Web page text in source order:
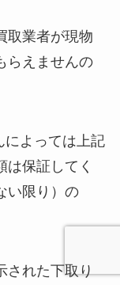
取業者が現物
らえませんの
によっては上記
保証してく
い限り）の
された下取り